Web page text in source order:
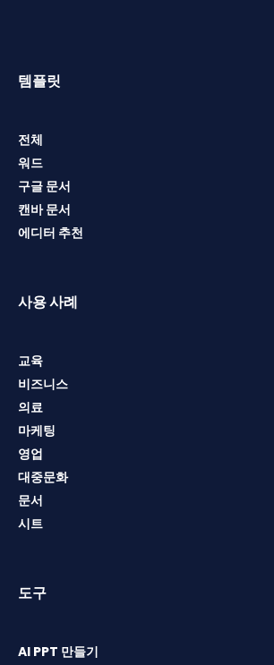
템플릿
전체
워드
구글 문서
캔바 문서
에디터 추천
사용 사례
교육
비즈니스
의료
마케팅
영업
대중문화
문서
시트
도구
AI PPT 만들기